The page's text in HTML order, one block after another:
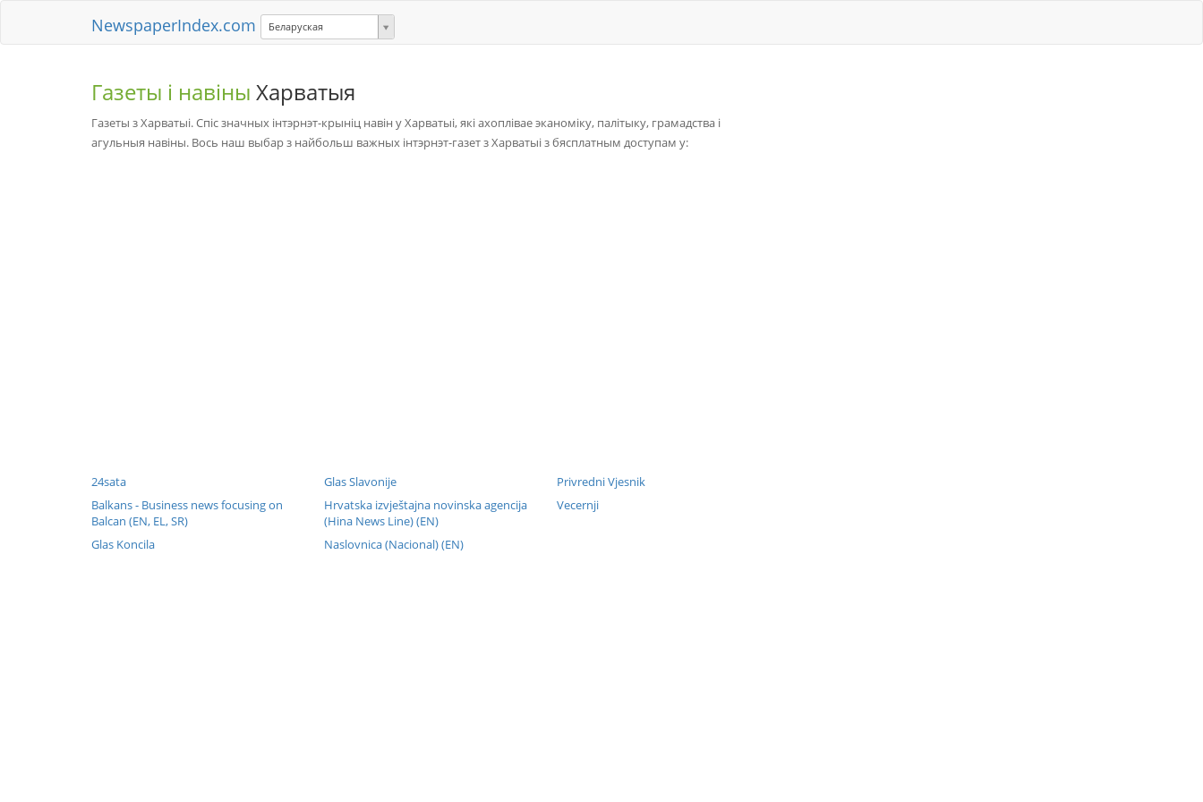
NewspaperIndex.com Беларуская
Газеты і навіны Харватыя
Газеты з Харватыі. Спіс значных інтэрнэт-крыніц навін у Харватыі, які ахоплівае эканоміку, палітыку, грамадства і
агульныя навіны. Вось наш выбар з найбольш важных інтэрнэт-газет з Харватыі з бясплатным доступам у:
24sata
Balkans - Business news focusing on
Balcan (EN, EL, SR)
Glas Koncila
Glas Slavonije
Hrvatska izvještajna novinska agencija
(Hina News Line) (EN)
Naslovnica (Nacional) (EN)
Privredni Vjesnik
Vecernji